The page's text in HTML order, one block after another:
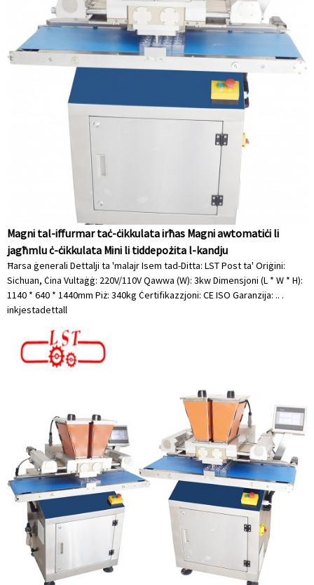
Magni tal-iffurmar taċ-ċikkulata irħas Magni awtomatiċi li
jagħmlu ċ-ċikkulata Mini li tiddepożita l-kandju
Ħarsa ġenerali Dettalji ta 'malajr Isem tad-Ditta: LST Post ta' Oriġini:
Sichuan, Ċina Vultaġġ: 220V/110V Qawwa (W): 3kw Dimensjoni (L * W * H):
1140 * 640 * 1440mm Piż: 340kg Ċertifikazzjoni: CE ISO Garanzija: .. .
inkjestadettall